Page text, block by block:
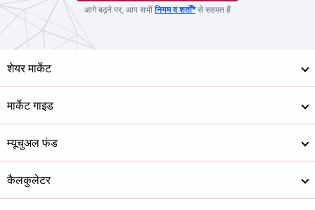
आगे बढ़ने पर, आप सभीनियम व शर्तों*से सहमत हैं
शेयर मार्केट
मार्केट गाइड
म्यूचुअल फंड
कैलकुलेटर